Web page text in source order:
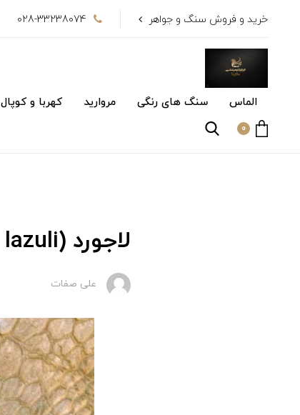
خرید و فروش سنگ و جواهر 028-33238074
الماس سنگ های رنگی مروارید کهربا و کوپال
0
لاجورد (lapis lazuli)
علی صفات